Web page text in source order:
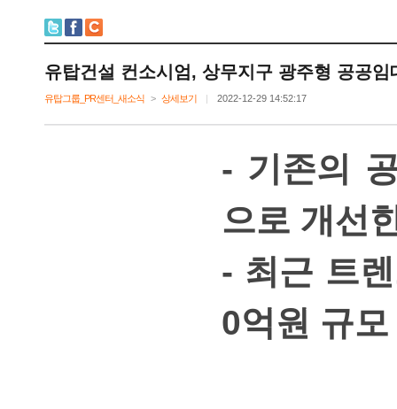
유탑건설컨소시엄,상무지구광주형공공임
유탑그룹_PR센터_새소식 > 상세보기 | 2022-12-2914:52:17
-기존의
으로개선
-최근트
0억원규